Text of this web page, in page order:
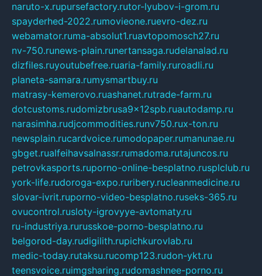
naruto-x.rupursefactory.rutor-lyubov-i-grom.ru
spayderhed-2022.rumovieone.ruevro-dez.ru
webamator.ruma-absolut1.ruavtopomosch27.ru
nv-750.runews-plain.runertansaga.rudelanalad.ru
dizfiles.ruyoutubefree.ruaria-family.ruroadli.ru
planeta-samara.rumysmartbuy.ru
matrasy-kemerovo.ruashanet.rutrade-farm.ru
dotcustoms.rudomizbrusa9x12spb.ruautodamp.ru
narasimha.rudjcommodities.runv750.rux-ton.ru
newsplain.rucardvoice.rumodopaper.rumanunae.ru
gbget.rualfeihavsalnassr.rumadoma.rutajuncos.ru
petrovkasports.ruporno-online-besplatno.rusplclub.ru
york-life.rudoroga-expo.ruribery.rucleanmedicine.ru
slovar-ivrit.ruporno-video-besplatno.ruseks-365.ru
ovucontrol.rusloty-igrovyye-avtomaty.ru
ru-industriya.rurusskoe-porno-besplatno.ru
belgorod-day.rudigilith.rupichkurovlab.ru
medic-today.rutaksu.rucomp123.rudon-ykt.ru
teensvoice.ruimgsharing.rudomashnee-porno.ru